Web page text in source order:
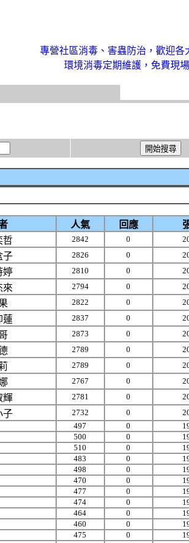
專營社區消毒、害蟲防治，歡迎各
環境消毒定期維護，免費現
人氣 回應
哲 2842 0
子 2826 0
婷 2810 0
來 2794 0
2822 0
蓮 2837 0
2873 0
2789 0
2789 0
2767 0
輝 2781 0
子 2732 0
497
0
500
0
510
0
483
0
498
0
470
0
477
0
474
0
464
0
460
0
475
0